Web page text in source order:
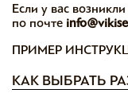
Если у вас
по почте
ПРИМЕР
КАК ВЫБРАТЬ